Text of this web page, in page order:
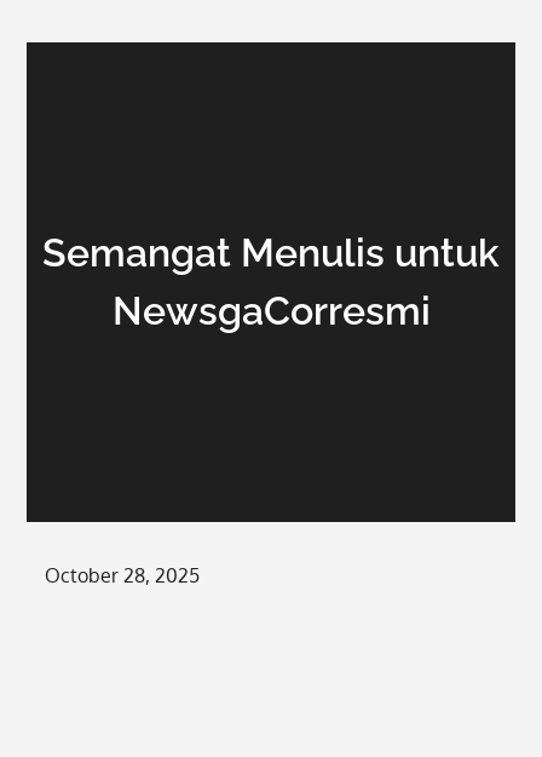
Semangat Menulis untuk
NewsgaCorresmi
Posted
October 28, 2025